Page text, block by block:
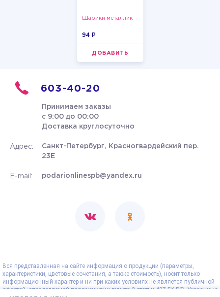
Шарики металлик
94 P
ДОБАВИТЬ
603-40-20
Принимаем заказы
с 9:00 до 00:00
Доставка круглосуточно
Адрес:
Санкт-Петербург, Красногвардейский пер.
23Е
E-mail: podarionlinespb@yandex.ru
Вся представленная на сайте информация о продукции (параметры,
характеристики, цветовые сочетания, а также стоимость), носит только
информационный характер и ни при каких условиях не является публичной
офертой, определяемой положениями пункта 2 статьи 437 ГК РФ. Указанные